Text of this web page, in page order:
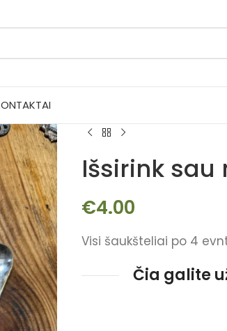
Išsirink
€4.00
Visi šaukšteliai po 4
Čia galite